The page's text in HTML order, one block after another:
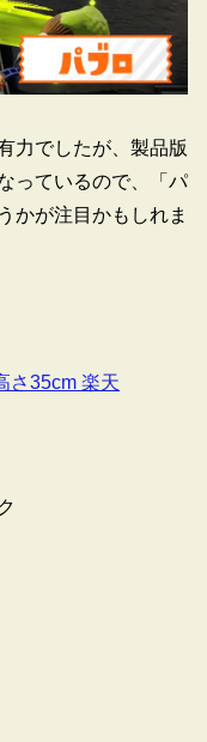
力でしたが、製品版
っているので、「パ
かが注目かもしれま
さ35cm 楽天